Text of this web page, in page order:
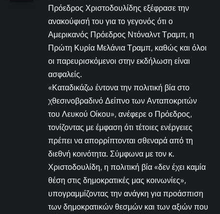
Πρόεδρος Χριστοδουλίδης εξέφρασε την
ανακούφισή του για το γεγονός ότι ο
Αμερικανός Πρόεδρος Ντόναλντ Τραμπ, η
Πρώτη Κυρία Μελάνια Τραμπ, καθώς και όλοι
οι παρευρισκόμενοι στην εκδήλωση είναι
ασφαλείς.
«Καταδικάζω έντονα την πολιτική βία στο
χθεσινοβραδινό Δείπνο των Ανταποκριτών
του Λευκού Οίκου», ανέφερε ο Πρόεδρος,
τονίζοντας με έμφαση ότι τέτοιες ενέργειες
πρέπει να απορρίπτονται σθεναρά από τη
διεθνή κοινότητα. Σύμφωνα με τον κ.
Χριστοδουλίδη, η πολιτική βία «δεν έχει καμία
θέση στις δημοκρατικές μας κοινωνίες»,
υπογραμμίζοντας την ανάγκη για προάσπιση
των δημοκρατικών θεσμών και των αξιών που